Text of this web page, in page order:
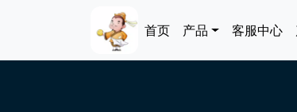
Main navigation
首页 产品 客服中心